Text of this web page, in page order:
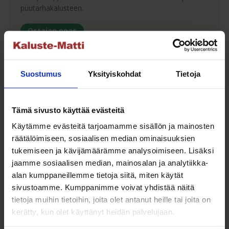
Suostumus Yksityiskohdat Tietoja
Tämä sivusto käyttää evästeitä
Käytämme evästeitä tarjoamamme sisällön ja mainosten
räätälöimiseen, sosiaalisen median ominaisuuksien
tukemiseen ja kävijämäärämme analysoimiseen. Lisäksi
jaamme sosiaalisen median, mainosalan ja analytiikka-
alan kumppaneillemme tietoja siitä, miten käytät
sivustoamme. Kumppanimme voivat yhdistää näitä
tietoja muihin tietoihin, joita olet antanut heille tai joita on
kerätty, kun olet käyttänyt heidän palvelujaan.
puutarhakalusteen.
Ostajan opas
Maksuaikaa ostoksillesi
Saat maksuaikaa ostoksillesi jopa 30 päivää tai erissä
osamaksulla 3-36kk.
Maksutavat
Oma turvallinen kuljetus